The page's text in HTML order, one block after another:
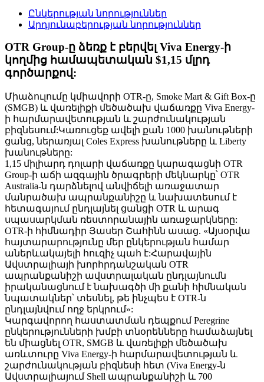
Ընկերության նորություններ
Արդյունաբերության նորություններ
OTR Group-ը ձեռք է բերվել Viva Energy-ի
կողմից համապետական ​​$1,15 մլրդ
գործարքով:
Միաձուլումը կմիավորի OTR-ը, Smoke Mart & Gift Box-ը
(SMGB) և վառելիքի մեծածախ վաճառքը Viva Energy-
ի հարմարավետության և շարժունակության
բիզնեսում:Կառուցեք ավելի քան 1000 խանութների
ցանց, ներառյալ Coles Express խանութները և Liberty
խանութները:
1,15 միլիարդ դոլարի վաճառքը կարագացնի OTR
Group-ի աճի ազգային ծրագրերի մեկնարկը՝ OTR
Australia-ն դարձնելով անվիճելի առաջատար
մանրածախ ապրանքանիշը և նախատեսում է
հետագայում ընդլայնել ցանցի OTR և արագ
սպասարկման ռեստորանային առաջարկները:
OTR-ի հիմնադիր Յասեր Շահինն ասաց. «Այսօրվա
հայտարարությունը մեր ընկերության համար
աներևակայելի հուզիչ պահ է:Հարավային
Ավստրալիայի խորհրդանշական OTR
ապրանքանիշի ավստրալական ընդլայնումն
իրականացնում է նախագծի մի քանի հիմնական
նպատակներ՝ տեսնել, թե ինչպես է OTR-ն
ընդլայնվում ողջ երկրում»:
Կարգավորող հաստատման դեպքում Peregrine
ընկերությունների խմբի տնօրենները համաձայնել
են միացնել OTR, SMGB և վառելիքի մեծածախ
առևտուրը Viva Energy-ի հարմարավետության և
շարժունակության բիզնեսի հետ (Viva Energy-ն
Ավստրալիայում Shell ապրանքանիշի և 700